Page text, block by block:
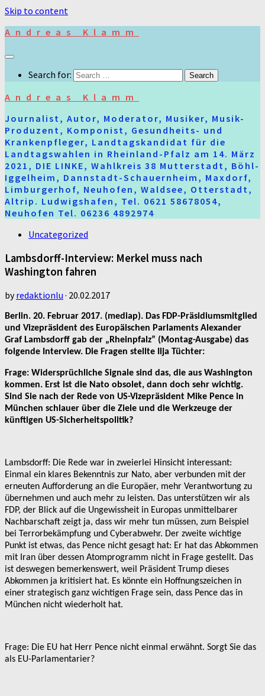
Skip to content
Andreas Klamm
Search for:
Andreas Klamm
Journalist, Autor, Moderator, Musiker, Musik-
Produzent, Komponist, Gesundheits- und
Krankenpfleger, Landtagskandidat für die
Landtagswahlen in Rheinland-Pfalz am 14. März
2021, DIE LINKE, Wahlkreis 38 Mutterstadt, Böhl-
Iggelheim, Dannstadt-Schauernheim, Maxdorf,
Limburgerhof, Neuhofen, Waldsee, Otterstadt,
Altrip. Ludwigshafen, Tel. 0621 58678054,
Neuhofen Tel. 06236 4892974
Uncategorized
Lambsdorff-Interview: Merkel muss nach
Washington fahren
byredaktionlu · 20.02.2017
Berlin. 20. Februar 2017. (mediap). Das FDP-Präsidiumsmitglied
und Vizepräsident des Europäischen Parlaments Alexander
Graf Lambsdorff gab der „Rheinpfalz” (Montag-Ausgabe) das
folgende Interview. Die Fragen stellte Ilja Tüchter:
Frage: Widersprüchliche Signale sind das, die aus Washington
kommen. Erst ist die Nato obsolet, dann doch sehr wichtig.
Sind Sie nach der Rede von US-Vizepräsident Mike Pence in
München schlauer über die Ziele und die Werkzeuge der
künftigen US-Sicherheitspolitik?
Lambsdorff: Die Rede war in zweierlei Hinsicht interessant:
Einmal ein klares Bekenntnis zur Nato, aber verbunden mit der
erneuten Aufforderung an die Europäer, mehr Verantwortung zu
übernehmen und auch mehr zu leisten. Das unterstützen wir als
FDP, der Blick auf die Ungewissheit in Europas unmittelbarer
Nachbarschaft zeigt ja, dass wir mehr tun müssen, zum Beispiel
bei Terrorbekämpfung und Cyberabwehr. Der zweite wichtige
Punkt ist etwas, das Pence nicht gesagt hat: Er hat das Abkommen
mit Iran über dessen Atomprogramm nicht in Frage gestellt. Das
ist deswegen bemerkenswert, weil Präsident Trump dieses
Abkommen ja kritisiert hat. Es könnte ein Hoffnungszeichen in
einer strategisch ganz wichtigen Frage sein, dass Pence das in
München nicht wiederholt hat.
Frage: Die EU hat Herr Pence nicht einmal erwähnt. Sorgt Sie das
als EU-Parlamentarier?